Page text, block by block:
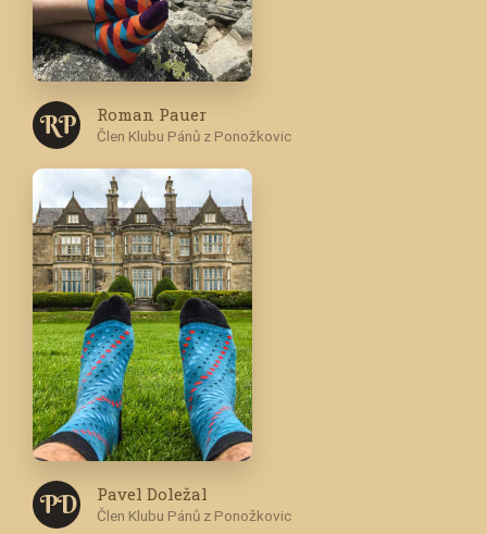
R P Roman Pauer
Člen Klubu Pánů z Ponožkovic
P D Pavel Doležal
Člen Klubu Pánů z Ponožkovic